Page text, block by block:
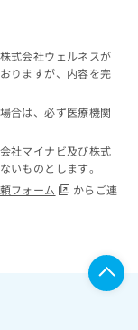
式会社ウェルネスが
りますが、内容を完
合は、必ず医療機関
社マイナビ及び株式
いものとします。
フォーム
からご連